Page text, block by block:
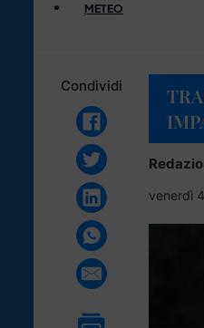
METEO
Condividi
venerdì